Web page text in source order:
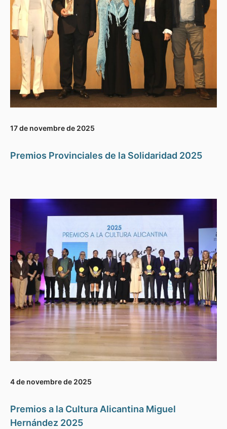
17 de novembre de 2025
Premios Provinciales de la Solidaridad 2025
4 de novembre de 2025
Premios a la Cultura Alicantina Miguel
Hernández 2025